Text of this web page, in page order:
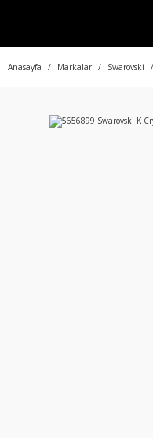
Anasayfa Markalar Swarovski